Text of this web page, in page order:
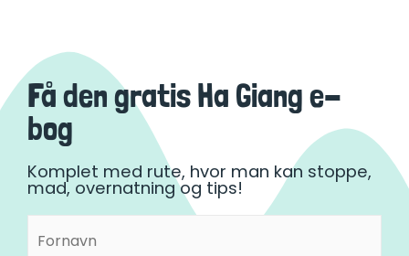
Få den gratis Ha Giang e-
bog
Komplet med rute, hvor man kan stoppe,
mad, overnatning og tips!
Fornavn